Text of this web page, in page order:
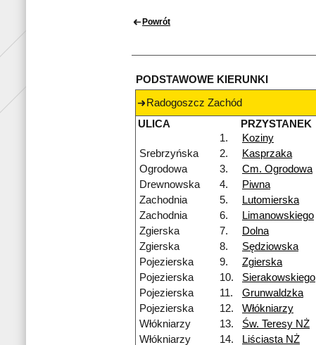
Powrót
PODSTAWOWE KIERUNKI
Radogoszcz Zachód
ULICA
PRZYSTANEK
1.
Koziny
Srebrzyńska
2. Kasprzaka
Ogrodowa
3. Cm. Ogrodowa
Drewnowska
4.
Piwna
Zachodnia
5. Lutomierska
Zachodnia
6. Limanowskiego
Zgierska
7. Dolna
Zgierska
8. Sędziowska
Pojezierska
9. Zgierska
Pojezierska
10. Sierakowskiego
Pojezierska
11. Grunwaldzka
Pojezierska
12. Włókniarzy
Włókniarzy
13. Św. Teresy NŻ
Włókniarzy
14. Liściasta NŻ